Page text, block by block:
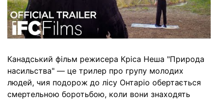
Канадський фільм режисера Кріса Неша "Природа
насильства" — це трилер про групу молодих
людей, чия подорож до лісу Онтаріо обертається
смертельною боротьбою, коли вони знаходять